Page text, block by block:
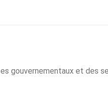
gouvernementaux et des